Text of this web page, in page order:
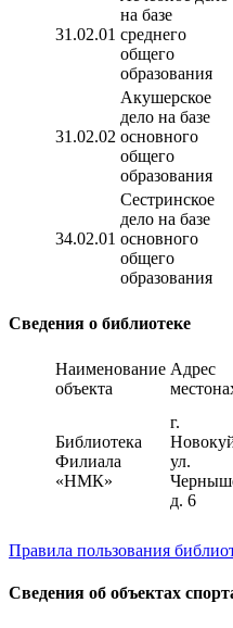
31.02.01
на базе
среднего
общего
образования
31.02.02
Акушерское
дело на базе
основного
общего
образования
34.02.01
Сестринское
дело на базе
основного
общего
образования
Сведения о библиотеке
Наименование
объекта
Адрес
Библиотека
Филиала
«НМК»
г.
ул.
д. 6
Правила пользования
Сведения об объектах